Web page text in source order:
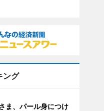
ング
ま、パール身につけ